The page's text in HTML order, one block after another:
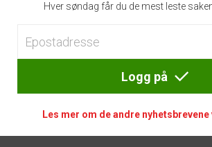
Hver søndag får du de mest leste
Logg på
Les mer om de andre nyhetsbrevene